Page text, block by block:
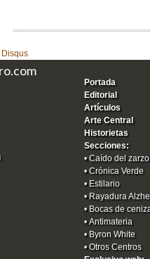
Disqus
Portada
Editorial
Artículos
Arte Central
Historietas
Secciones:
•Caído del zarzo
•Crónica Verde
• Estilario
• Rayadura
• Bocas de
•Antimateria
• Byron White
•Otros Centros